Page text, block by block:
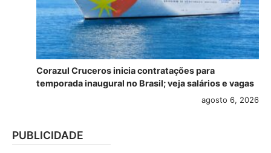
Corazul Cruceros inicia contratações para
temporada inaugural no Brasil; veja salários e vagas
agosto 6, 2026
PUBLICIDADE